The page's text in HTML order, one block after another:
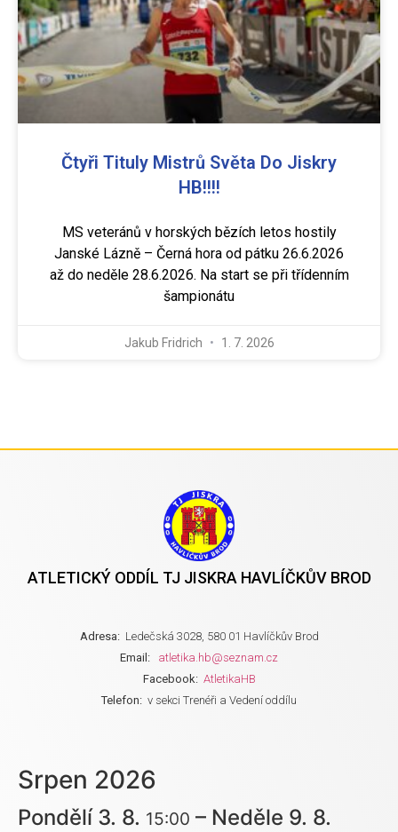
Čtyři Tituly Mistrů Světa Do Jiskry
HB!!!!
MS veteránů v horských bězích letos hostily
Janské Lázně – Černá hora od pátku 26.6.2026
až do neděle 28.6.2026. Na start se při třídenním
šampionátu
Jakub Fridrich 1. 7. 2026
ATLETICKÝ ODDÍL TJ JISKRA HAVLÍČKŮV BROD
Adresa: Ledečská 3028, 580 01 Havlíčkův Brod
Email:
atletika.hb@seznam.cz
Facebook: AtletikaHB
Telefon: v sekci Trenéři a Vedení oddílu
Srpen 2026
Pondělí 3. 8. 15:00 – Neděle 9. 8.